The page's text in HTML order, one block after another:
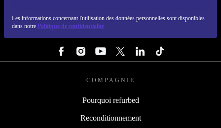
Les informations concernant l'utilisation des données personnelles sont disponibles
dans notre Politique de confidentialité
COMPAGNIE
Pourquoi refurbed
Reconditionnement